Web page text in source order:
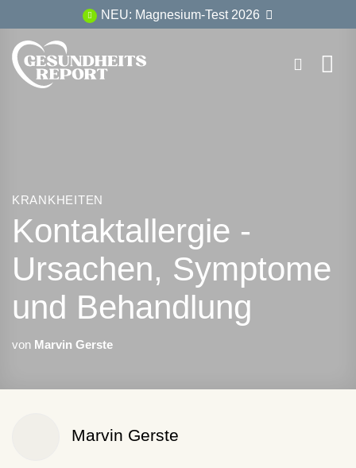
Inhalt
springen
NEU: Magnesium-Test 2026
KRANKHEITEN
Kontaktallergie -
Ursachen, Symptome
und Behandlung
von Marvin Gerste
Marvin Gerste